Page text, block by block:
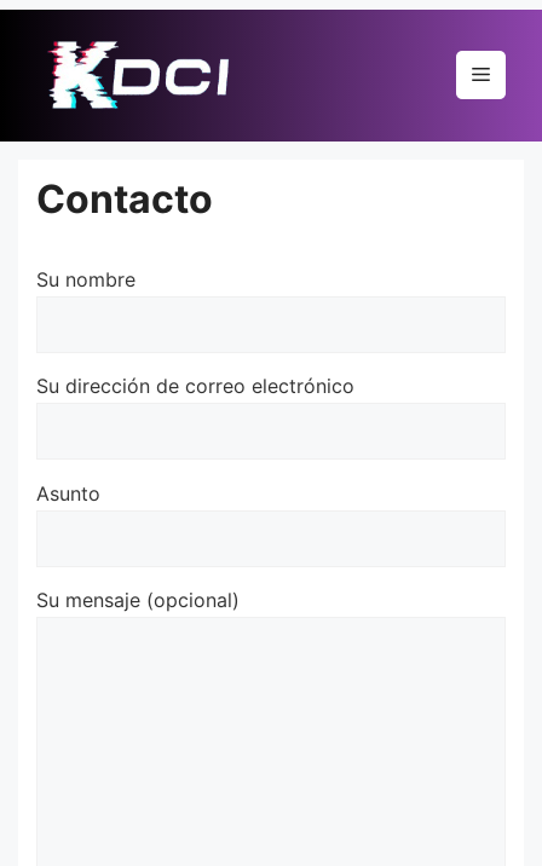
conteúdo
Menu
Contacto
Su nombre
Su dirección de correo electrónico
Asunto
Su mensaje (opcional)